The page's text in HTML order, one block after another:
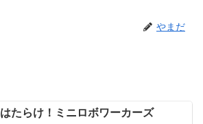
やまだ
はたらけ！ミニロボワーカーズ